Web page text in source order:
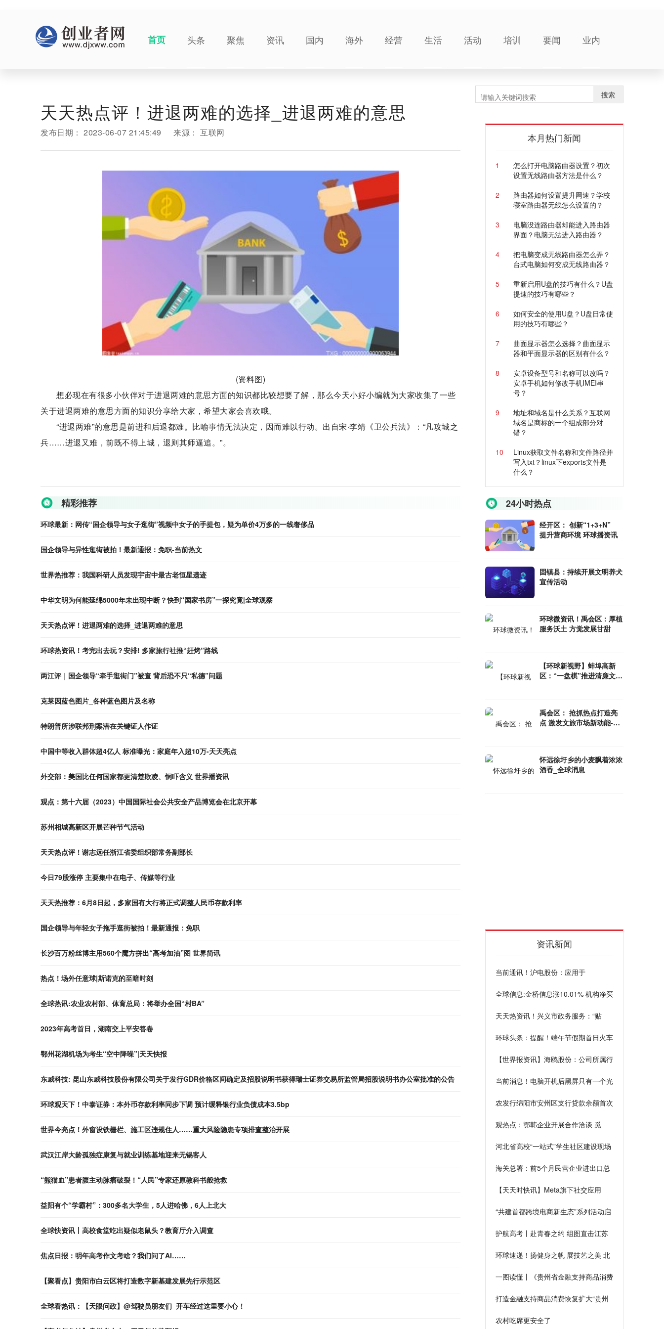
首页 头条 聚焦 资讯 国内 海外 经营 生活 活动 培训 要闻 业内
天天热点评！进退两难的选择_进退两难的意思
发布日期： 2023-06-07 21:45:49 来源： 互联网
(资料图)
想必现在有很多小伙伴对于进退两难的意思方面的知识都比较想要了解，那么今天小好小编就为大家收集了一些
关于进退两难的意思方面的知识分享给大家，希望大家会喜欢哦。
“进退两难”的意思是前进和后退都难。比喻事情无法决定，因而难以行动。出自宋·李靖《卫公兵法》：“凡攻城之
兵……进退又难，前既不得上城，退则其师逼追。”。
精彩推荐
环球最新：网传“国企领导与女子逛街”视频中女子的手提包，疑为单价4万多的一线奢侈品
国企领导与异性逛街被拍！最新通报：免职-当前热文
世界热推荐：我国科研人员发现宇宙中最古老恒星遗迹
中华文明为何能延绵5000年未出现中断？快到“国家书房”一探究竟|全球观察
天天热点评！进退两难的选择_进退两难的意思
环球热资讯！考完出去玩？安排! 多家旅行社推“赶烤”路线
两江评｜国企领导“牵手逛街门”被查 背后恐不只“私德”问题
克莱因蓝色图片_各种蓝色图片及名称
特朗普所涉联邦刑案潜在关键证人作证
中国中等收入群体超4亿人 标准曝光：家庭年入超10万-天天亮点
外交部：美国比任何国家都更清楚欺凌、恫吓含义 世界播资讯
观点：第十六届（2023）中国国际社会公共安全产品博览会在北京开幕
苏州相城高新区开展芒种节气活动
天天热点评！谢志远任浙江省委组织部常务副部长
今日79股涨停 主要集中在电子、传媒等行业
天天热推荐：6月8日起，多家国有大行将正式调整人民币存款利率
国企领导与年轻女子拖手逛街被拍！最新通报：免职
长沙百万粉丝博主用560个魔方拼出“高考加油”图 世界简讯
热点！场外任意球|斯诺克的至暗时刻
全球热讯:农业农村部、体育总局：将举办全国“村BA”
2023年高考首日，湖南交上平安答卷
鄂州花湖机场为考生“空中降噪”|天天快报
东威科技: 昆山东威科技股份有限公司关于发行GDR价格区间确定及招股说明书获得瑞士证券交易所监管局招股说明书办公室批准的公告
环球观天下！中泰证券：本外币存款利率同步下调 预计缓释银行业负债成本3.5bp
世界今亮点！外窗设铁栅栏、施工区违规住人……重大风险隐患专项排查整治开展
武汉江岸大龄孤独症康复与就业训练基地迎来无锡客人
“熊猫血”患者腹主动脉瘤破裂！“人民”专家还原教科书般抢救
益阳有个“学霸村”：300多名大学生，5人进哈佛，6人上北大
全球快资讯丨​高校食堂吃出疑似老鼠头？​教育厅介入调查
焦点日报：明年高考作文考啥？我们问了AI……
【聚看点】贵阳市白云区将打造数字新基建发展先行示范区
全球看热讯：【天眼问政】@驾驶员朋友们 开车经过这里要小心！
搜索
本月热门新闻
1
怎么打开电脑路由器设置？初次
设置无线路由器方法是什么？
2
路由器如何设置提升网速？学校
寝室路由器无线怎么设置的？
3
电脑没连路由器却能进入路由器
界面？电脑无法进入路由器？
4
把电脑变成无线路由器怎么弄？
台式电脑如何变成无线路由器？
5
重新启用U盘的技巧有什么？U盘
提速的技巧有哪些？
6
如何安全的使用U盘？U盘日常使
用的技巧有哪些？
7
曲面显示器怎么选择？曲面显示
器和平面显示器的区别有什么？
8
安卓设备型号和名称可以改吗？
安卓手机如何修改手机IMEI串
号？
9
地址和域名是什么关系？互联网
域名是商标的一个组成部分对
错？
10
Linux获取文件名称和文件路径并
写入txt？linux下exports文件是
什么？
24小时热点
经开区： 创新“1+3+N”
提升营商环境 环球播资讯
固镇县：持续开展文明养犬
宣传活动
环球微资讯！禹会区：厚植
服务沃土 方觉发展甘甜
【环球新视野】蚌埠高新
区：“一盘棋”推进清廉文化
禹会区： 抢抓热点打造亮
点 激发文旅市场新动能-环
怀远徐圩乡的小麦飘着浓浓
酒香_全球消息
资讯新闻
当前通讯！沪电股份：应用于
全球信息:金桥信息涨10.01% 机构净买
天天热资讯！兴义市政务服务：“贴
环球头条：提醒！端午节假期首日火车
【世界报资讯】海鸥股份：公司所属行
当前消息！电脑开机后黑屏只有一个光
标在闪
农发行绵阳市安州区支行贷款余额首次
观热点：鄂韩企业开展合作洽谈 觅
河北省高校“一站式”学生社区建设现场
海关总署：前5个月民营企业进出口总
【天天时快讯】Meta旗下社交应用
“共建首都跨境电商新生态”系列活动启
护航高考丨赴青春之约 组图直击江苏
环球速递！扬健身之帆 展技艺之美 北
一图读懂丨《贵州省金融支持商品消费
打造金融支持商品消费恢复扩大“贵州
复扩大的指导意见》印发|当前简讯
农村吃席更安全了